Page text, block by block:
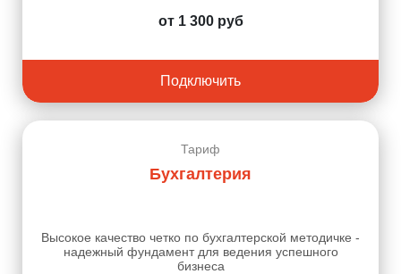
от 1 300 руб
Подключить
Тариф
Бухгалтерия
Высокое качество четко по бухгалтерской методичке -
надежный фундамент для ведения успешного
бизнеса